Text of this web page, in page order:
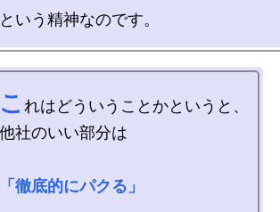
こ れはどういうことかというと、
他社のいい部分は
「徹底的にパクる」